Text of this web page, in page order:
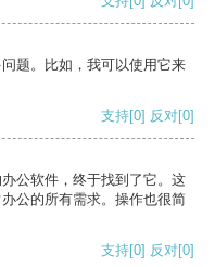
题。比如，我可以使用它来
支持[0] 反对[0]
公软件，终于找到了它。这
公的所有需求。操作也很简
支持[0] 反对[0]